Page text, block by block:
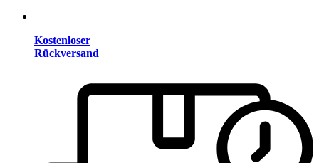
Kostenloser
Rückversand